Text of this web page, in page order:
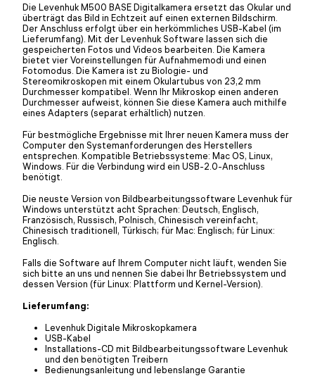
Die Levenhuk M500 BASE Digitalkamera ersetzt das Okular und
überträgt das Bild in Echtzeit auf einen externen Bildschirm.
Der Anschluss erfolgt über ein herkömmliches USB-Kabel (im
Lieferumfang). Mit der Levenhuk Software lassen sich die
gespeicherten Fotos und Videos bearbeiten. Die Kamera
bietet vier Voreinstellungen für Aufnahmemodi und einen
Fotomodus. Die Kamera ist zu Biologie- und
Stereomikroskopen mit einem Okulartubus von 23,2 mm
Durchmesser kompatibel. Wenn Ihr Mikroskop einen anderen
Durchmesser aufweist, können Sie diese Kamera auch mithilfe
eines Adapters (separat erhältlich) nutzen.
Für bestmögliche Ergebnisse mit Ihrer neuen Kamera muss der
Computer den Systemanforderungen des Herstellers
entsprechen. Kompatible Betriebssysteme: Mac OS, Linux,
Windows. Für die Verbindung wird ein USB-2.0-Anschluss
benötigt.
Die neuste Version von Bildbearbeitungssoftware Levenhuk für
Windows unterstützt acht Sprachen: Deutsch, Englisch,
Französisch, Russisch, Polnisch, Chinesisch vereinfacht,
Chinesisch traditionell, Türkisch; für Mac: Englisch; für Linux:
Englisch.
Falls die Software auf Ihrem Computer nicht läuft, wenden Sie
sich bitte an uns und nennen Sie dabei Ihr Betriebssystem und
dessen Version (für Linux: Plattform und Kernel-Version).
Lieferumfang:
Levenhuk Digitale Mikroskopkamera
USB-Kabel
Installations-CD mit Bildbearbeitungssoftware Levenhuk
und den benötigten Treibern
Bedienungsanleitung und lebenslange Garantie